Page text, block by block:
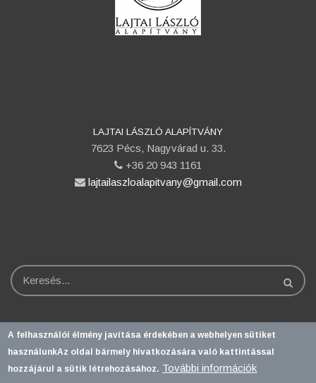
LAJTAI LÁSZLÓ ALAPÍTVÁNY
7623 Pécs, Nagyvárad u. 33.
phone
+36 20 943 1161
email
lajtailaszloalapitvany@gmail.com
Keresés
PTE login
A felhasználói élmény javítása érdekében a webhelyen sütiket
használunkAz oldal bármely hivatkozására való kattintással
hozzájárul a sütik létrehozásához. További információk